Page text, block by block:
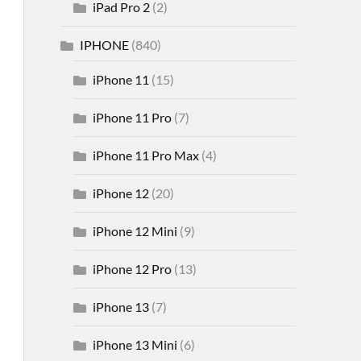
iPad Pro 2(2)
IPHONE(840)
iPhone 11 (15)
iPhone 11 Pro(7)
iPhone 11 Pro Max(4)
iPhone 12(20)
iPhone 12 Mini (9)
iPhone 12 Pro(13)
iPhone 13(7)
iPhone 13 Mini (6)